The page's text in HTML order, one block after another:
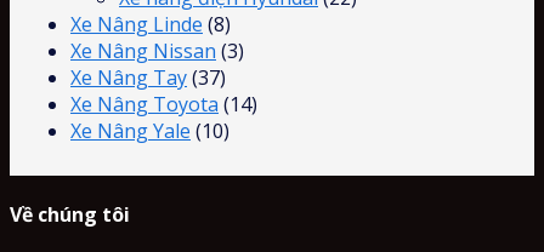
Xe Nâng Linde (8)
Xe Nâng Nissan (3)
Xe Nâng Tay(37)
Xe Nâng Toyota (14)
Xe Nâng Yale (10)
Về chúng tôi